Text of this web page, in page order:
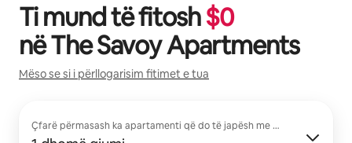
Ti mund të fitosh$0
nëThe Savoy Apartments
Mëso se si i përllogarisim fitimet e tua
Çfarë përmasash ka apartamenti që do të japësh me qira?